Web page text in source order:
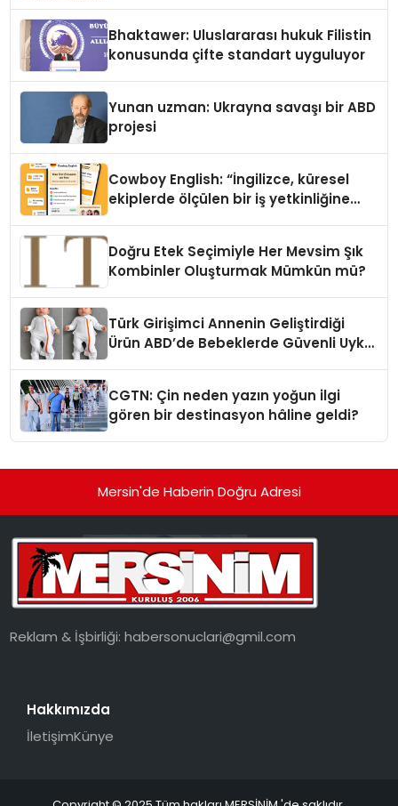
Bhaktawer: Uluslararası hukuk Filistin
konusunda çifte standart uyguluyor
Yunan uzman: Ukrayna savaşı bir ABD
projesi
Cowboy English: “İngilizce, küresel
ekiplerde ölçülen bir iş yetkinliğine
Doğru Etek Seçimiyle Her Mevsim Şık
Kombinler Oluşturmak Mümkün mü?
Türk Girişimci Annenin Geliştirdiği
Ürün ABD’de Bebeklerde Güvenli Uyku
CGTN: Çin neden yazın yoğun ilgi
gören bir destinasyon hâline geldi?
Mersin'de Haberin Doğru Adresi
Reklam & İşbirliği:habersonuclari@gmil.com
Hakkımızda
İletişimKünye